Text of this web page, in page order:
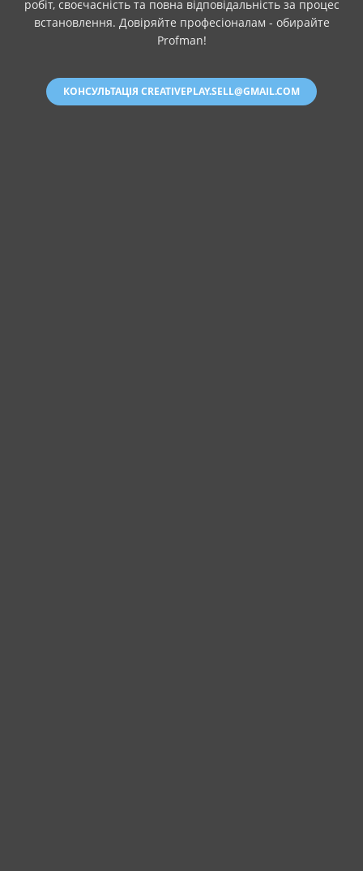
робіт, своєчасність та повна відповідальність за процес
встановлення. Довіряйте професіоналам - обирайте
Profman!
КОНСУЛЬТАЦІЯ CREATIVEPLAY.SELL@GMAIL.COM